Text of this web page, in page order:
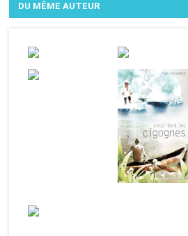
DU MÊME AUTEUR